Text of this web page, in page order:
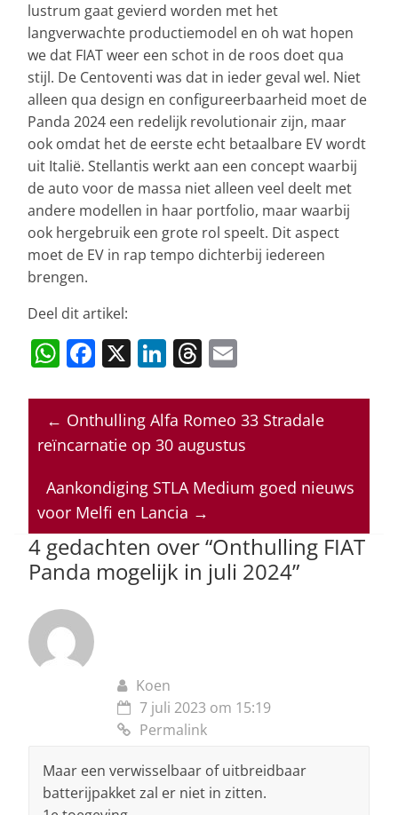
lustrum gaat gevierd worden met het
langverwachte productiemodel en oh wat hopen
we dat FIAT weer een schot in de roos doet qua
stijl. De Centoventi was dat in ieder geval wel. Niet
alleen qua design en configureerbaarheid moet de
Panda 2024 een redelijk revolutionair zijn, maar
ook omdat het de eerste echt betaalbare EV wordt
uit Italië. Stellantis werkt aan een concept waarbij
de auto voor de massa niet alleen veel deelt met
andere modellen in haar portfolio, maar waarbij
ook hergebruik een grote rol speelt. Dit aspect
moet de EV in rap tempo dichterbij iedereen
brengen.
Deel dit artikel:
W
at
s
p
p
F
c
e
o
o
k
X Li
k
e
n
T
re
a
d
s
ai
l
← Onthulling Alfa Romeo 33 Stradale
reïncarnatie op 30 augustus
Aankondiging STLA Medium goed nieuws
voor Melfi en Lancia →
4 gedachten over “Onthulling FIAT
Panda mogelijk in juli 2024”
Koen
7 juli 2023 om 15:19
Permalink
Maar een verwisselbaar of uitbreidbaar
batterijpakket zal er niet in zitten.